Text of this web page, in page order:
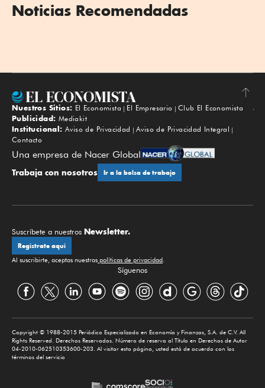
Noticias Recomendadas
Subir
Nuestros Sitios: El Economista El Empresario
Club El Economista
Publicidad: Mediakit
Institucional: Aviso de Privacidad
Aviso de Privacidad Integral
Contacto
Una empresa de Nacer Global
Trabaja con nosotros Ir a la bolsa de trabajo
Suscríbete a nuestros Newsletter.
Regístrate aquí
Al suscribirte, aceptas nuestras políticas de privacidad.
Síguenos
Copyright © 1988-2015 Periódico Especializado en Economía y Finanzas, S.A. de C.V. All
Rights Reserved. Derechos Reservados. Número de reserva al Título en Derechos de Autor
04-2010-062510353600-203. Al visitar esta página, usted está de acuerdo con los
términos del servicio